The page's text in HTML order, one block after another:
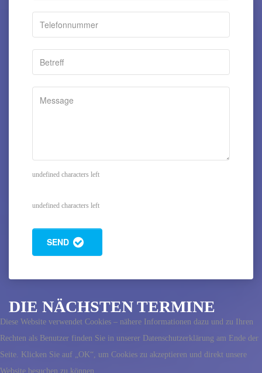
undefined characters left
undefined characters left
SEND
DIE NÄCHSTEN TERMINE
Diese Website verwendet Cookies – nähere Informationen dazu und zu Ihren
Rechten als Benutzer finden Sie in unserer Datenschutzerklärung am Ende der
Seite. Klicken Sie auf „OK“, um Cookies zu akzeptieren und direkt unsere
Website besuchen zu können.